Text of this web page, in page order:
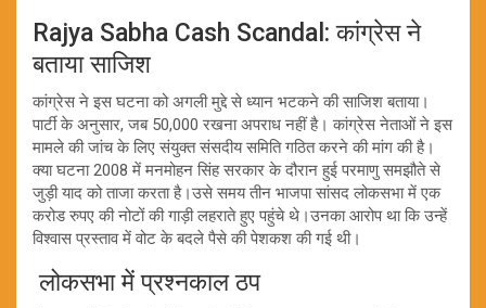
Rajya Sabha Cash Scandal: कांग्रेस ने
बताया साजिश
कांग्रेस ने इस घटना को अगली मुद्दे से ध्यान भटकने की साजिश बताया।
पार्टी के अनुसार, जब 50,000 रखना अपराध नहीं है। कांग्रेस नेताओं ने इस
मामले की जांच के लिए संयुक्त संसदीय समिति गठित करने की मांग की है।
क्या घटना 2008 में मनमोहन सिंह सरकार के दौरान हुई परमाणु समझौते से
जुड़ी याद को ताजा करता है।उसे समय तीन भाजपा सांसद लोकसभा में एक
करोड रुपए की नोटों की गाड़ी लहराते हुए पहुंचे थे।उनका आरोप था कि उन्हें
विश्वास प्रस्ताव में वोट के बदले पैसे की पेशकश की गई थी।
लोकसभा में प्रश्नकाल ठप